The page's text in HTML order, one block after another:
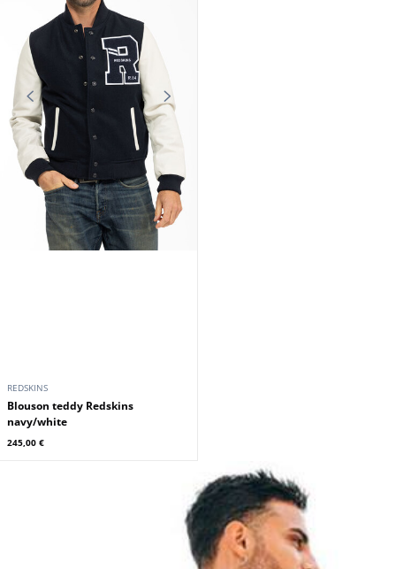
REDSKINS
Blouson teddy Redskins
navy/white
245,00 €